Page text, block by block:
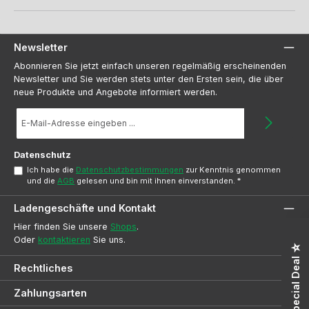
Newsletter
Abonnieren Sie jetzt einfach unseren regelmäßig erscheinenden
Newsletter und Sie werden stets unter den Ersten sein, die über
neue Produkte und Angebote informiert werden.
Mail-
Datenschutz
Ich habe die Datenschutzbestimmungen zur Kenntnis genommen
und dieAGB gelesen und bin mit ihnen einverstanden.*
Ladengeschäfte und Kontakt
Hier finden Sie unsere Shops.
Oder kontaktieren Sie uns.
Rechtliches
Zahlungsarten ☆ Special Deal ☆